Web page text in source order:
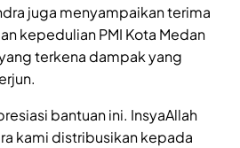
juga menyampaikan terima
kepedulian PMI Kota Medan
terkena dampak yang
bantuan ini. InsyaAllah
kami distribusikan kepada